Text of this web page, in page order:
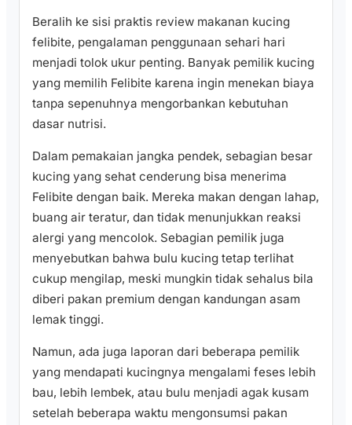
Beralih ke sisi praktis review makanan kucing
felibite, pengalaman penggunaan sehari hari
menjadi tolok ukur penting. Banyak pemilik kucing
yang memilih Felibite karena ingin menekan biaya
tanpa sepenuhnya mengorbankan kebutuhan
dasar nutrisi.
Dalam pemakaian jangka pendek, sebagian besar
kucing yang sehat cenderung bisa menerima
Felibite dengan baik. Mereka makan dengan lahap,
buang air teratur, dan tidak menunjukkan reaksi
alergi yang mencolok. Sebagian pemilik juga
menyebutkan bahwa bulu kucing tetap terlihat
cukup mengilap, meski mungkin tidak sehalus bila
diberi pakan premium dengan kandungan asam
lemak tinggi.
Namun, ada juga laporan dari beberapa pemilik
yang mendapati kucingnya mengalami feses lebih
bau, lebih lembek, atau bulu menjadi agak kusam
setelah beberapa waktu mengonsumsi pakan